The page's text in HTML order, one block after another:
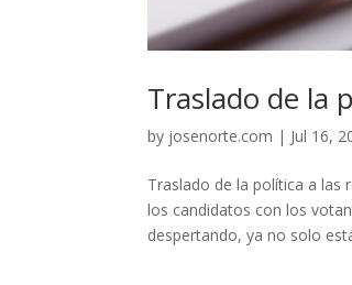
Traslado de la
by josenorte.com | Jul 16,
Traslado de la política a las
los candidatos con los
despertando, ya no solo